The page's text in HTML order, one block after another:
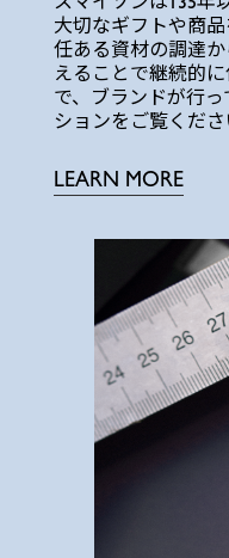
大切なギフトや商
任ある資材の調達
えることで継続的
で、ブランドが行
ションをご覧くださ
LEARN MORE